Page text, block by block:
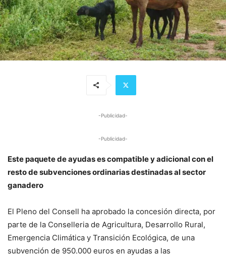
-Publicidad-
-Publicidad-
Este paquete de ayudas es compatible y adicional con el
resto de subvenciones ordinarias destinadas al sector
ganadero
El Pleno del Consell ha aprobado la concesión directa, por
parte de la Conselleria de Agricultura, Desarrollo Rural,
Emergencia Climática y Transición Ecológica, de una
subvención de 950.000 euros en ayudas a las